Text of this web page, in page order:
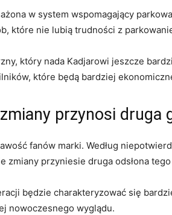
w system ⁣wspomagający
które nie lubią trudności z
który​ nada Kadjarowi jeszcze
‍które będą bardziej
przynosi druga
⁤fanów marki. Według
przyniesie druga ​odsłona
będzie⁣ charakteryzować się
nowoczesnego ⁢wyglądu.